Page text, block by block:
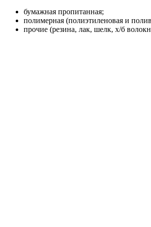
бумажная пропитанная;
полимерная (полиэтиленовая и
прочие (резина, лак, шелк, х/б